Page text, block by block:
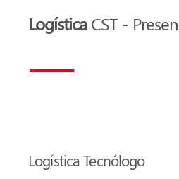
LogísticaCST -
Logística Tecnólogo